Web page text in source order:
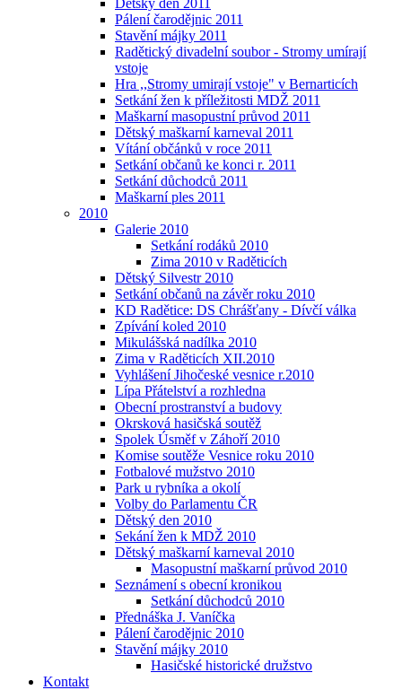
Dětský den 2011
Pálení čarodějnic 2011
Stavění májky 2011
Radětický divadelní soubor - Stromy umírají
vstoje
Hra ,,Stromy umirají vstoje" v Bernarticích
Setkání žen k příležitosti MDŽ 2011
Maškarní masopustní průvod 2011
Dětský maškarní karneval 2011
Vítání občánků v roce 2011
Setkání občanů ke konci r. 2011
Setkání důchodců 2011
Maškarní ples 2011
2010
Galerie 2010
Setkání rodáků 2010
Zima 2010 v Raděticích
Dětský Silvestr 2010
Setkání občanů na závěr roku 2010
KD Radětice: DS Chrášťany - Dívčí válka
Zpívání koled 2010
Mikulášská nadílka 2010
Zima v Raděticích XII.2010
Vyhlášení Jihočeské vesnice r.2010
Lípa Přátelství a rozhledna
Obecní prostranství a budovy
Okrsková hasičská soutěž
Spolek Úsměf v Záhoří 2010
Komise soutěže Vesnice roku 2010
Fotbalové mužstvo 2010
Park u rybníka a okolí
Volby do Parlamentu ČR
Dětský den 2010
Sekání žen k MDŽ 2010
Dětský maškarní karneval 2010
Masopustní maškarní průvod 2010
Seznámení s obecní kronikou
Setkání důchodců 2010
Přednáška J. Vaníčka
Pálení čarodějnic 2010
Stavění májky 2010
Hasičské historické družstvo
Kontakt